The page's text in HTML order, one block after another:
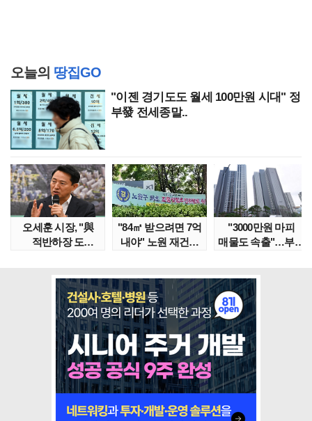
오늘의 땅집GO
"이젠 경기도도 월세 100만원 시대" 정
부發 전세종말..
오세훈 시장, "與
적반하장 도
"84㎡ 받으려면 7억
내야" 노원 재건축
"3000만원 마피
매물도 속출"…부산